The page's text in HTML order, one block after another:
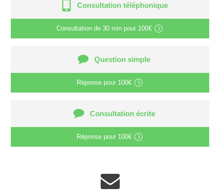
Consultation téléphonique
Consultation de 30 min pour 100€
Question simple
Réponse pour 100€
Consultation écrite
Réponse pour 100€